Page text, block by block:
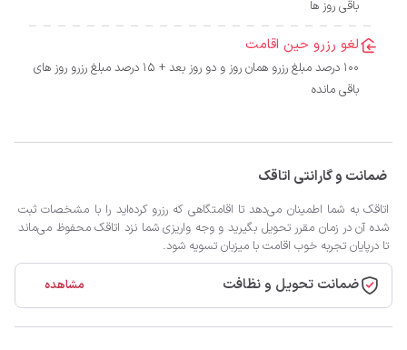
باقی روز ها
لغو رزرو حین اقامت
100 درصد مبلغ رزرو همان روز و دو روز بعد + 15 درصد مبلغ رزرو روز های
باقی مانده
ضمانت و گارانتی اتاقک
اتاقک به شما اطمینان می‌دهد تا اقامتگاهی که رزرو کرده‌اید را با مشخصات ثبت
شده آن در زمان مقرر تحویل بگیرید و وجه واریزی شما نزد اتاقک محفوظ می‌ماند
تا درپایان تجربه خوب اقامت با میزبان تسویه شود.
ضمانت تحویل و نظافت مشاهده